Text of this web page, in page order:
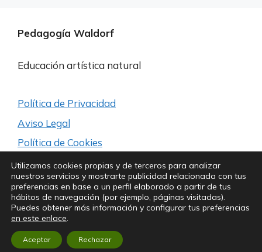
Pedagogía Waldorf
Educación artística natural
Política de Privacidad
Aviso Legal
Política de Cookies
Síguenos para estar a la última
Copyright© Kubik Experience
Utilizamos cookies propias y de terceros para analizar
nuestros servicios y mostrarte publicidad relacionada con tus
preferencias en base a un perfil elaborado a partir de tus
hábitos de navegación (por ejemplo, páginas visitadas).
Puedes obtener más información y configurar tus preferencias
en este enlace.
Aceptar Rechazar